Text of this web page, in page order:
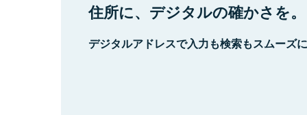
住所に、デジタルの確かさを。
デジタルアドレスで入力も検索もスムーズ